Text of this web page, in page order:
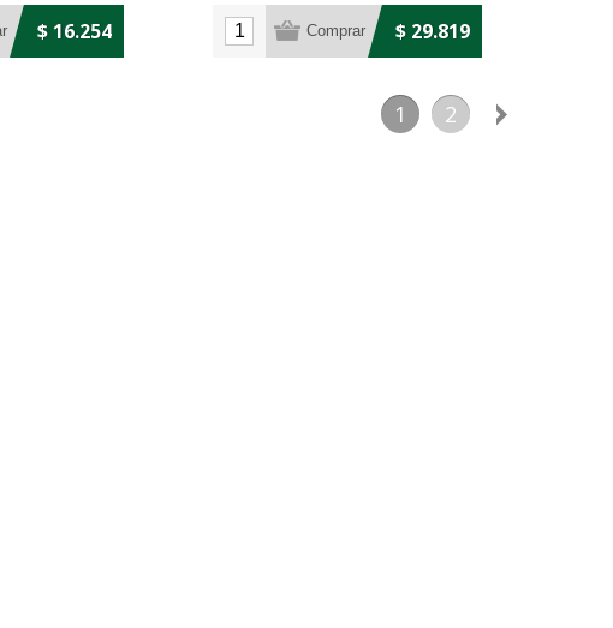
$ 16.254 $ 29.819
1 2